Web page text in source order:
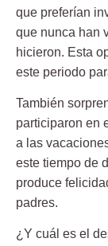
que preferían
que nunca han
hicieron. Esta
este periodo
También
participaron en
a las
este tiempo de
produce
padres.
¿Y cuál es el